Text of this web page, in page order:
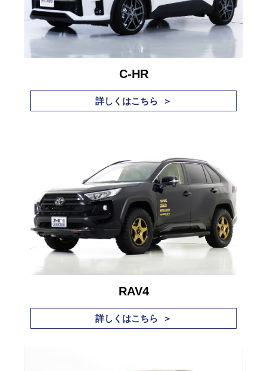
C-HR
詳しくはこちら ＞
RAV4
詳しくはこちら ＞